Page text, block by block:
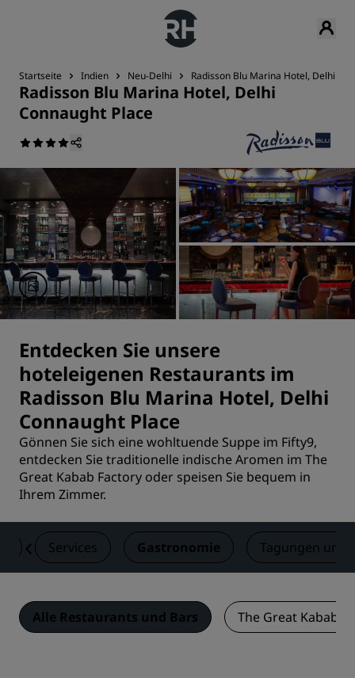
Startseite Indien Neu-Delhi Radisson Blu Marina Hotel, Delhi
Radisson Blu Marina Hotel, Delhi
Connaught Place
Entdecken Sie unsere
hoteleigenen Restaurants im
Radisson Blu Marina Hotel, Delhi
Connaught Place
Gönnen Sie sich eine wohltuende Suppe im Fifty9,
entdecken Sie traditionelle indische Aromen im The
Great Kabab Factory oder speisen Sie bequem in
Ihrem Zimmer.
Services Gastronomie Tagungen und
Alle Restaurants und Bars The Great Kabab